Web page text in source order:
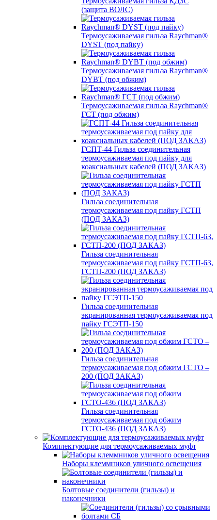
(защита ВОЛС)
Термоусаживаемая гильза Raychman®
DYST (под пайку)
Термоусаживаемая гильза Raychman®
DYBT (под обжим)
Термоусаживаемая гильза Raychman®
ГСТ (под обжим)
ГСПТ-44 Гильза соединительная
термоусаживаемая под пайку для
коаксиальных кабелей (ПОД ЗАКАЗ)
Гильза соединительная
термоусаживаемая под пайку ГСТП
(ПОД ЗАКАЗ)
Гильза соединительная
термоусаживаемая под пайку ГСТП-63,
ГСТП-200 (ПОД ЗАКАЗ)
Гильза соединительная
экранированная термоусаживаемая под
пайку ГСЭТП-150
Гильза соединительная
термоусаживаемая под обжим ГСТО –
200 (ПОД ЗАКАЗ)
Гильза соединительная
термоусаживаемая под обжим
ГСТО-436 (ПОД ЗАКАЗ)
Комплектующие для термоусаживаемых муфт
Наборы клеммников уличного освещения
Болтовые соединители (гильзы) и
наконечники